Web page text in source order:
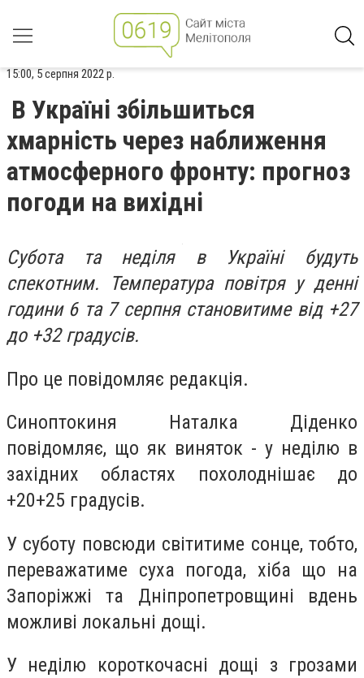
15:00, 5 серпня 2022 р.
В Україні збільшиться
хмарність через наближення
атмосферного фронту: прогноз
погоди на вихідні
Субота та неділя в Україні будуть
спекотним. Температура повітря у денні
години 6 та 7 серпня становитиме від +27
до +32 градусів.
Про це повідомляє редакція.
Синоптокиня Наталка Діденко
повідомляє, що як виняток - у неділю в
західних областях похолоднішає до
+20+25 градусів.
У суботу повсюди світитиме сонце, тобто,
переважатиме суха погода, хіба що на
Запоріжжі та Дніпропетровщині вдень
можливі локальні дощі.
У неділю короткочасні дощі з грозами